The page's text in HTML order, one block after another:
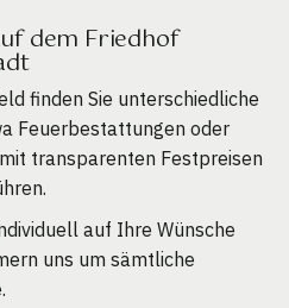
dem Friedhof
finden Sie unterschiedliche
Feuerbestattungen oder
transparenten Festpreisen
auf Ihre Wünsche
uns um sämtliche